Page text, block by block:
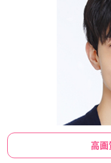
高画